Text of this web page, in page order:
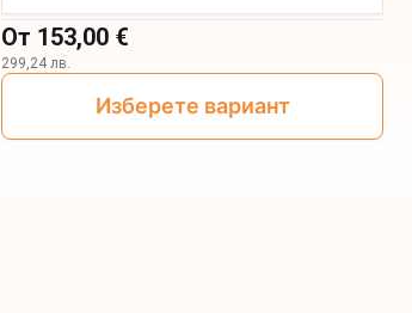
От 153,00 €
299,24 лв.
Изберете вариант